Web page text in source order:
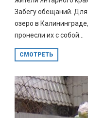
Забегу обещаний.
озеро в
пронесли их с собой...
СМОТРЕТЬ